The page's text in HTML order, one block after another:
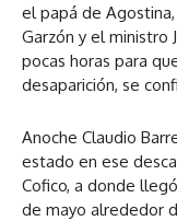
el papá de
Garzón y el ministro
pocas horas para
desaparición, se
Anoche Claudio
estado en ese
Cofico, a donde
de mayo alrededor